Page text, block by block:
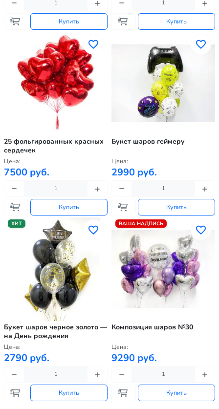
Купить Купить
25 фольгированных красных
сердечек
Цена:
7500 руб.
Купить
Букет шаров геймеру
Цена:
2990 руб.
Купить
ХИТ
Букет шаров черное золото —
на День рождения
Цена:
2790 руб.
Купить
ВАША НАДПИСЬ
Композиция шаров №30
Цена:
9290 руб.
Купить